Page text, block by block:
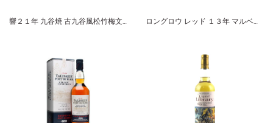
響２１年 九谷焼 古九谷風松竹梅文瓢形瓶 ２００４ サントリー ロングロウ レッド １３年 マルベック カスク マチュアード